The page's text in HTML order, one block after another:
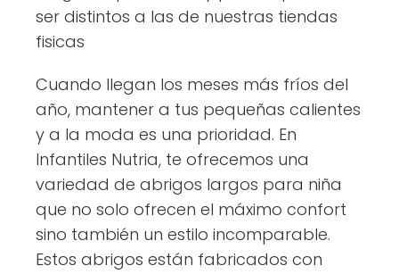
ser distintos a las de nuestras tiendas
fisicas
Cuando llegan los meses más fríos del
año, mantener a tus pequeñas calientes
y a la moda es una prioridad. En
Infantiles Nutria, te ofrecemos una
variedad de abrigos largos para niña
que no solo ofrecen el máximo confort
sino también un estilo incomparable.
Estos abrigos están fabricados con